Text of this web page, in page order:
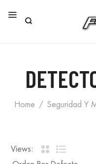
Home Seguridad Y
Views: